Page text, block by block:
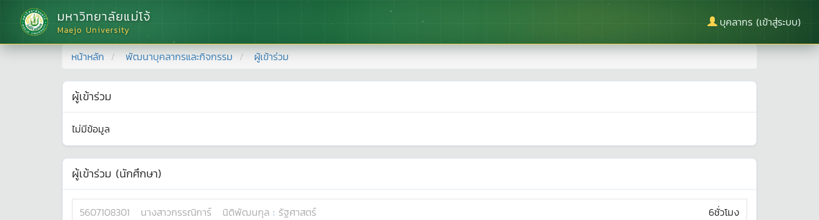
มหาวิทยาลัยแม่โจ้
Maejo University
บุคลากร (เข้าสู่ระบบ)
หน้าหลัก พัฒนาบุคลากรและกิจกรรม ผู้เข้าร่วม
ผู้เข้าร่วม
ไม่มีข้อมูล
ผู้เข้าร่วม (นักศึกษา)
5607108301 นางสาวกรรณิการ์ นิติพัฒนกุล : รัฐศาสตร์
6ชั่วโมง